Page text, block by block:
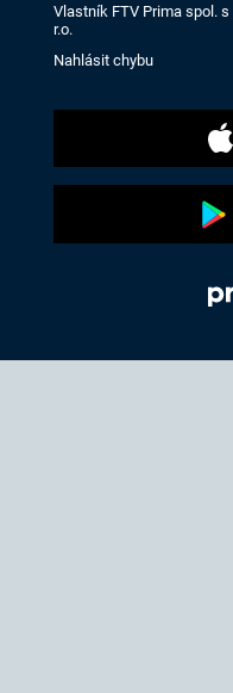
Vlastník FTV Prima spol. s
r.o.
Nahlásit chybu